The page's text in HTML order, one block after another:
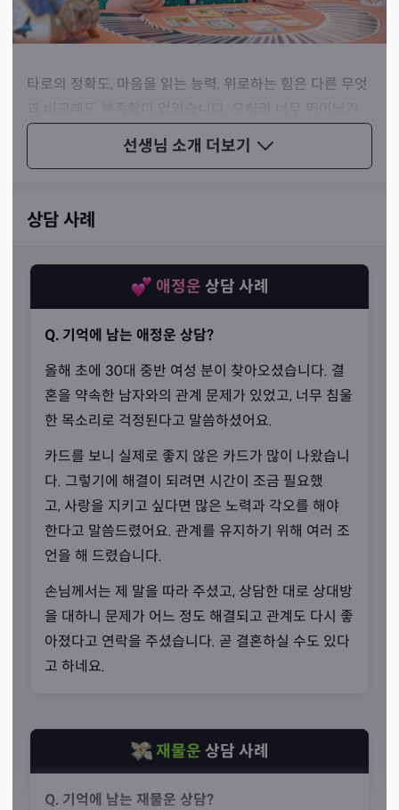
선생님 소개 더보기
타로의 정확도, 마음을 읽는 능력, 위로하는 힘은 다른 무엇
때문에 선생님께서는 그 매력에 빠질 수밖에 없으셨죠. 타
로라는 매개체를 진심으로 사랑하고 최선을 다해 상담하는
깊은 공부
“몰입해서 공부했습니다.”
선생님께서는 본격적으로 타로를 배우기 시작한 이후로 항
상 진심으로 몰입해서 열심히 공부했다고 말씀하셨습니
다. 그 누구와 비교해도 부족함을 느끼지 않을 거라고 자신
하셨죠. 자신감 있게 말씀하시는 모습에서 정말 깊은 노력
상담 사례
애정운 상담 사례
Q. 기억에 남는 애정운 상담?
올해 초에 30대 중반 여성 분이 찾아오셨습니다. 결
혼을 약속한 남자와의 관계 문제가 있었고, 너무 침울
한 목소리로 걱정된다고 말씀하셨어요.
카드를 보니 실제로 좋지 않은 카드가 많이 나왔습니
다. 그렇기에 해결이 되려면 시간이 조금 필요했
고, 사랑을 지키고 싶다면 많은 노력과 각오를 해야
한다고 말씀드렸어요. 관계를 유지하기 위해 여러 조
언을 해 드렸습니다.
손님께서는 제 말을 따라 주셨고, 상담한 대로 상대방
을 대하니 문제가 어느 정도 해결되고 관계도 다시 좋
아졌다고 연락을 주셨습니다. 곧 결혼하실 수도 있다
고 하네요.
재물운 상담 사례
Q. 기억에 남는 재물운 상담?